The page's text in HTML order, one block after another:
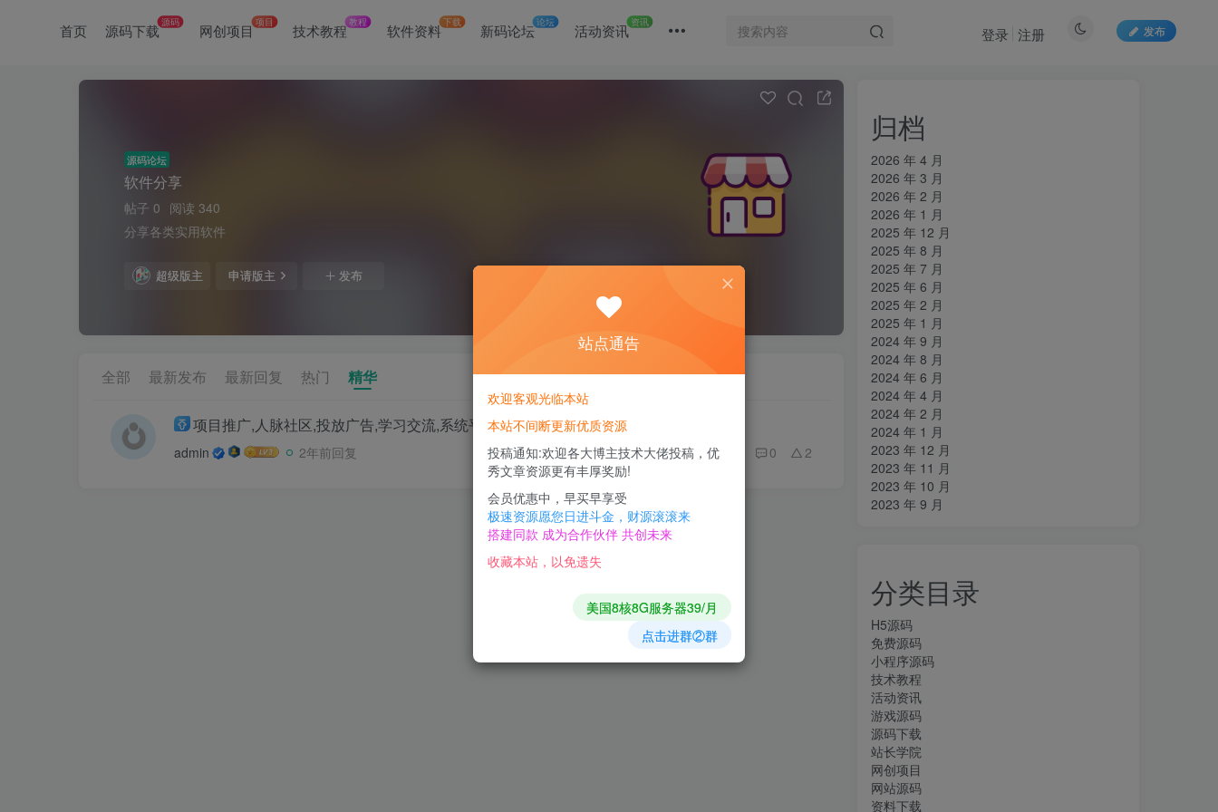
首页 源码下载源码 网创项目项目 技术教程教程 软件资料下载 新码论坛论坛 活动资讯 资讯
发布
登录 注册
源码论坛
软件分享
帖子 0 阅读 340
分享各类实用软件
超级版主 申请版主 发布
全部 最新发布 最新回复 热门 精华
项目推广,人脉社区,投放广告,学习交流,系统平台源码 10
admin 2年前回复 0 2
归档
2026 年 4 月
2026 年 3 月
2026 年 2 月
2026 年 1 月
2025 年 12 月
2025 年 8 月
2025 年 7 月
2025 年 6 月
2025 年 2 月
2025 年 1 月
2024 年 9 月
2024 年 8 月
2024 年 6 月
2024 年 4 月
2024 年 2 月
2024 年 1 月
2023 年 12 月
2023 年 11 月
2023 年 10 月
2023 年 9 月
分类目录
H5源码
免费源码
小程序源码
技术教程
活动资讯
游戏源码
源码下载
站长学院
网创项目
网站源码
资料下载
站点通告
欢迎客观光临本站
本站不间断更新优质资源
投稿通知:欢迎各大博主技术大佬投稿，优
秀文章资源更有丰厚奖励!
会员优惠中，早买早享受
极速资源愿您日进斗金，财源滚滚来
搭建同款 成为合作伙伴 共创未来
收藏本站，以免遗失
美国8核8G服务器39/月
点击进群②群